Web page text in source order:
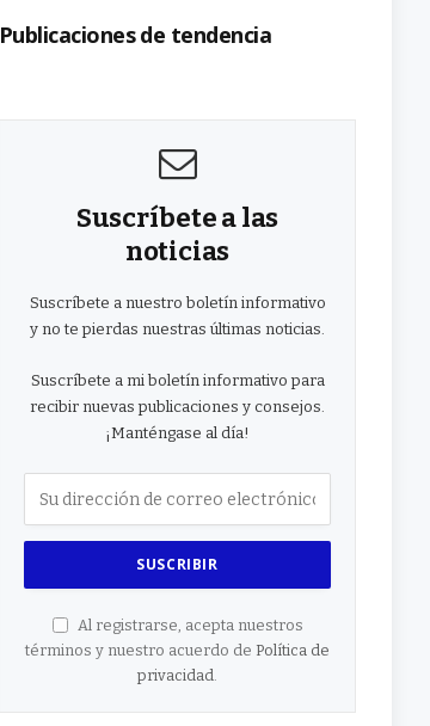
Publicaciones de tendencia
Suscríbete a las
noticias
Suscríbete a nuestro boletín informativo
y no te pierdas nuestras últimas noticias.
Suscríbete a mi boletín informativo para
recibir nuevas publicaciones y consejos.
¡Manténgase al día!
Al registrarse, acepta nuestros
términos y nuestro acuerdo de Política de
privacidad.